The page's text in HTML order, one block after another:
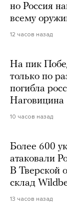
но Россия
всему
12 часов назад
На пик
только по
погибла
Наговицина
10 часов назад
Более 600
атаковали
В Тверской
склад
13 часов назад